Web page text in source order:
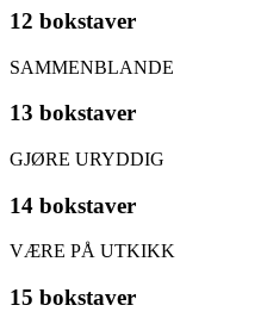
12 bokstaver
SAMMENBLANDE
13 bokstaver
GJØRE URYDDIG
14 bokstaver
VÆRE PÅ UTKIKK
15 bokstaver